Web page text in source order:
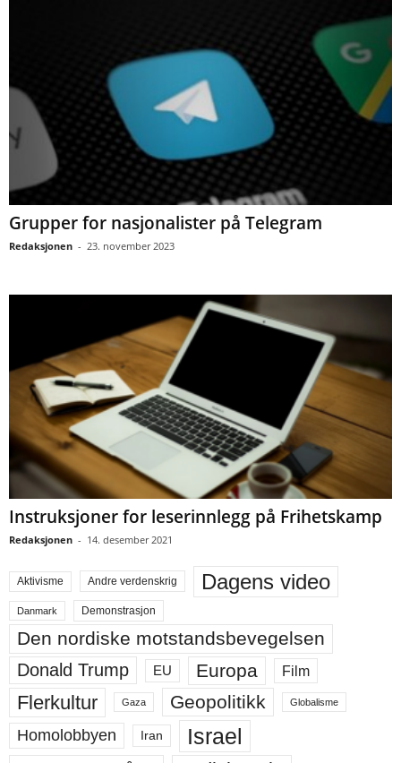
Grupper for nasjonalister på Telegram
Redaksjonen - 23. november 2023
Instruksjoner for leserinnlegg på Frihetskamp
Redaksjonen - 14. desember 2021
Aktivisme Andre verdenskrig Dagens video
Danmark Demonstrasjon
Den nordiske motstandsbevegelsen
Donald Trump EU Europa Film
Flerkultur Gaza Geopolitikk Globalisme
Homolobbyen Iran Israel